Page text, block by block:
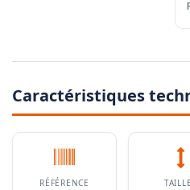
Caractéristiques
RÉFÉRENCE